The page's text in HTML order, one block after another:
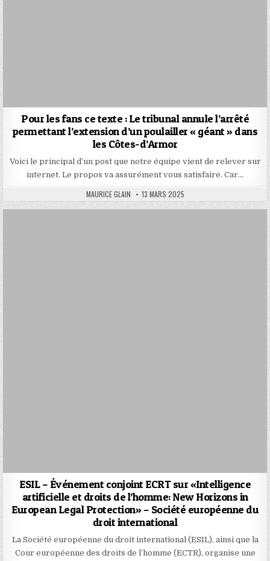
Pour les fans ce texte : Le tribunal annule l’arrêté
permettant l’extension d’un poulailler « géant » dans
les Côtes-d’Armor
Voici le principal d’un post que notre équipe vient de relever sur
internet. Le propos va assurément vous satisfaire. Car…
AUTHOR:
MAURICE GLAIN PUBLISHED
DATE:
13 MARS 2025
ESIL – Événement conjoint ECRT sur «Intelligence
artificielle et droits de l’homme: New Horizons in
European Legal Protection» – Société européenne du
droit international
La Société européenne du droit international (ESIL), ainsi que la
Cour européenne des droits de l’homme (ECTR), organise une